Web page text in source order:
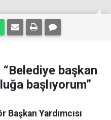
başkan
başlıyorum”
Yardımcısı